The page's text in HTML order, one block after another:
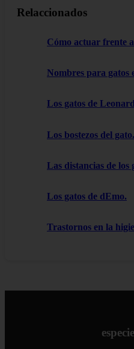
Relaccionados
Cómo actuar frente
Nombres para gatos
Los gatos de
Los bostezos del gato.
Las distancias de los
Los gatos de dEmo.
Trastornos en la